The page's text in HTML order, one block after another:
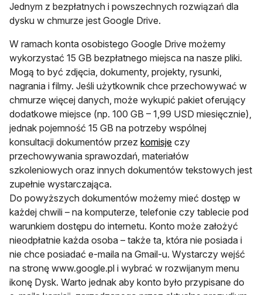
Jednym z bezpłatnych i powszechnych rozwiązań dla
dysku w chmurze jest Google Drive.
W ramach konta osobistego Google Drive możemy
wykorzystać 15 GB bezpłatnego miejsca na nasze pliki.
Mogą to być zdjęcia, dokumenty, projekty, rysunki,
nagrania i filmy. Jeśli użytkownik chce przechowywać w
chmurze więcej danych, może wykupić pakiet oferujący
dodatkowe miejsce (np. 100 GB – 1,99 USD miesięcznie),
jednak pojemność 15 GB na potrzeby wspólnej
konsultacji dokumentów przez komisje czy
przechowywania sprawozdań, materiałów
szkoleniowych oraz innych dokumentów tekstowych jest
zupełnie wystarczająca.
Do powyższych dokumentów możemy mieć dostęp w
każdej chwili – na komputerze, telefonie czy tablecie pod
warunkiem dostępu do internetu. Konto może założyć
nieodpłatnie każda osoba – także ta, która nie posiada i
nie chce posiadać e-maila na Gmail-u. Wystarczy wejść
na stronę www.google.pl i wybrać w rozwijanym menu
ikonę Dysk. Warto jednak aby konto było przypisane do